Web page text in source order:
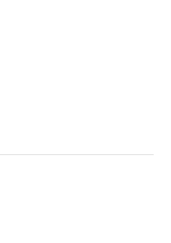
моды,
с 26 сентября
Примерно
в…
на Euro